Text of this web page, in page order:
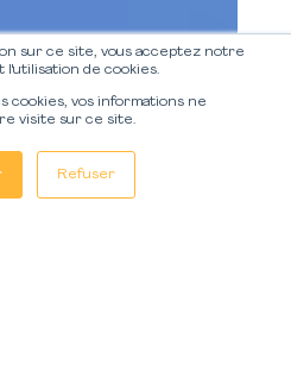
sur ce site, vous acceptez notre
de cookies.
cookies, vos informations ne
visite sur ce site.
Refuser
pour vous garantir la meilleure
Si vous continuez à utiliser ce
que vous en êtes satisfait.